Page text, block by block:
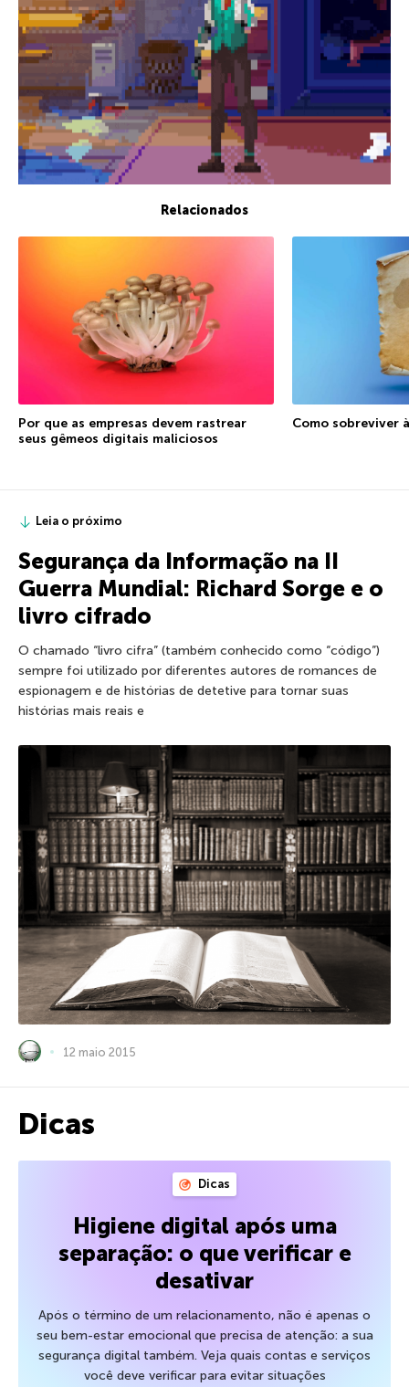
Relacionados
Por que as empresas devem rastrear
seus gêmeos digitais maliciosos
Como sobreviver
Leia o próximo
Segurança da Informação na II
Guerra Mundial: Richard Sorge e o
livro cifrado
O chamado “livro cifra” (também conhecido como “código”)
sempre foi utilizado por diferentes autores de romances de
espionagem e de histórias de detetive para tornar suas
histórias mais reais e
12 maio 2015
Dicas
Dicas
Higiene digital após uma
separação: o que verificar e
desativar
Após o término de um relacionamento, não é apenas o
seu bem-estar emocional que precisa de atenção: a sua
segurança digital também. Veja quais contas e serviços
você deve verificar para evitar situações